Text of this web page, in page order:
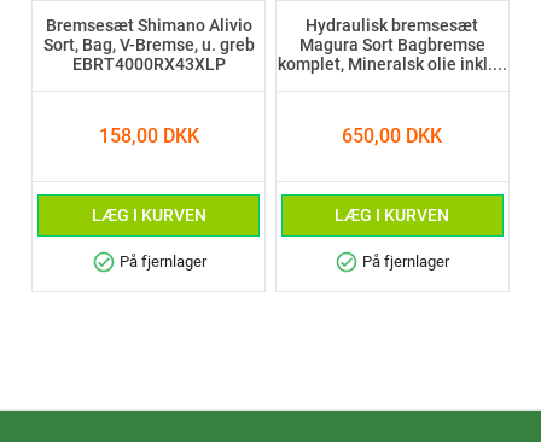
Bremsesæt Shimano Alivio
Sort, Bag, V-Bremse, u. greb
EBRT4000RX43XLP
158,00 DKK
LÆG I KURVEN
check_circle På fjernlager
Hydraulisk bremsesæt
Magura Sort Bagbremse
komplet, Mineralsk olie inkl....
650,00 DKK
LÆG I KURVEN
check_circle På fjernlager